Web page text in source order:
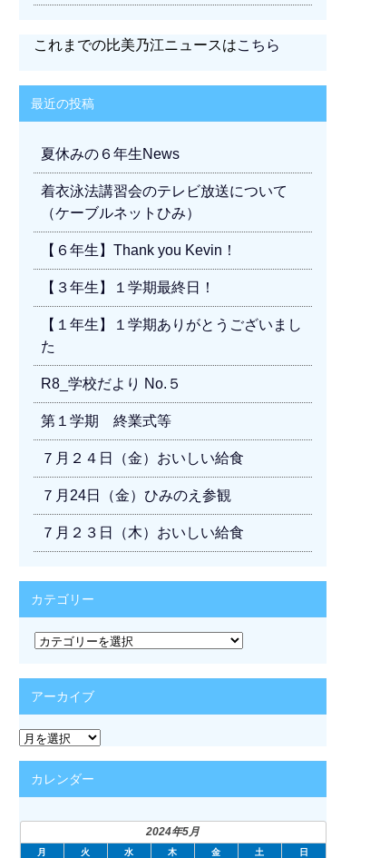
これまでの比美乃江ニュースはこちら
最近の投稿
夏休みの６年生News
着衣泳法講習会のテレビ放送について
（ケーブルネットひみ）
【６年生】Thank you Kevin！
【３年生】１学期最終日！
【１年生】１学期ありがとうございまし
た
R8_学校だより No.５
第１学期 終業式等
７月２４日（金）おいしい給食
７月24日（金）ひみのえ参観
７月２３日（木）おいしい給食
カテゴリー
カ
テ
リ
ー
アーカイブ
ア
ー
カ
イカレンダー
2024年5月
月 火 水 木 金 土 日